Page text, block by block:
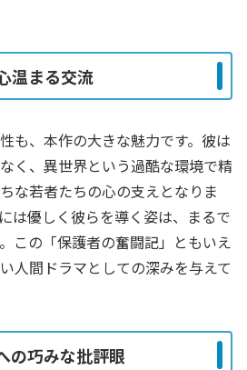
温まる交流
も、本作の大きな魅力です。彼は
く、異世界という過酷な環境で精
な若者たちの心の支えとなりま
は優しく彼らを導く姿は、まるで
この「保護者の奮闘記」ともいえ
人間ドラマとしての深みを与えて
の巧みな批評眼